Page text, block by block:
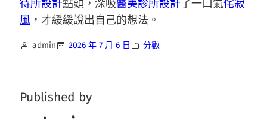
待所設計點頭，深吸醫美診所設計了一口氣侘寂
風 ，才緩緩說出自己的想法。
admin 2026 年 7 月 6 日 分數
Published by